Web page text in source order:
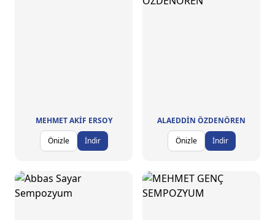
MEHMET AKİF ERSOY
Önizle
İndir
ALAEDDİN ÖZDENÖREN
Önizle
İndir